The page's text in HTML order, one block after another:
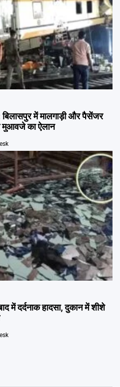
में मालगाड़ी और पैसेंजर
मुआवजे का ऐलान
में दर्दनाक हादसा, दुकान में शीशे